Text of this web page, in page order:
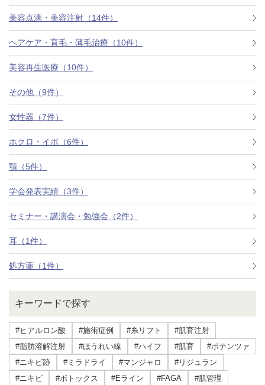
美容点滴・美容注射（14件）
ヘアケア・育毛・薄毛治療（10件）
美容再生医療（10件）
その他（9件）
女性器（7件）
ホクロ・イボ（6件）
顎（5件）
学会発表実績（3件）
セミナー・講演会・勉強会（2件）
耳（1件）
処方薬（1件）
キーワードで探す
#ヒアルロン酸 #施術症例 #糸リフト
#肌育注射
#脂肪溶解注射
#ほうれい線 #ハイフ #肌育
#ポテンツァ
#ニキビ跡
#ミラドライ #マンジャロ
#リジュラン
#ニキビ
#ボトックス #Eライン #FAGA
#肌管理